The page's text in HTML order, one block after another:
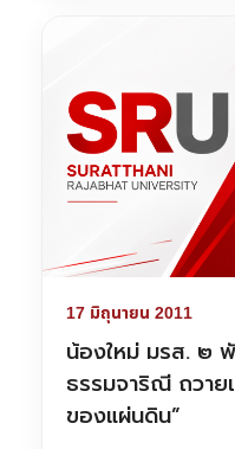
17 มิถุนายน 2011
น้องใหม่ มรส. ๒
ธรรมจาริณี ถวาย
ของแผ่นดิน”